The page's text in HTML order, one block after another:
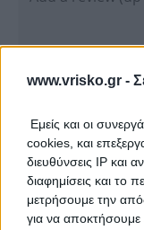
www.vrisko.gr -
Εμείς και οι
cookies, και
διευθύνσεις IP και
διαφημίσεις και το
μετρήσουμε την
για να αποκτήσουμε